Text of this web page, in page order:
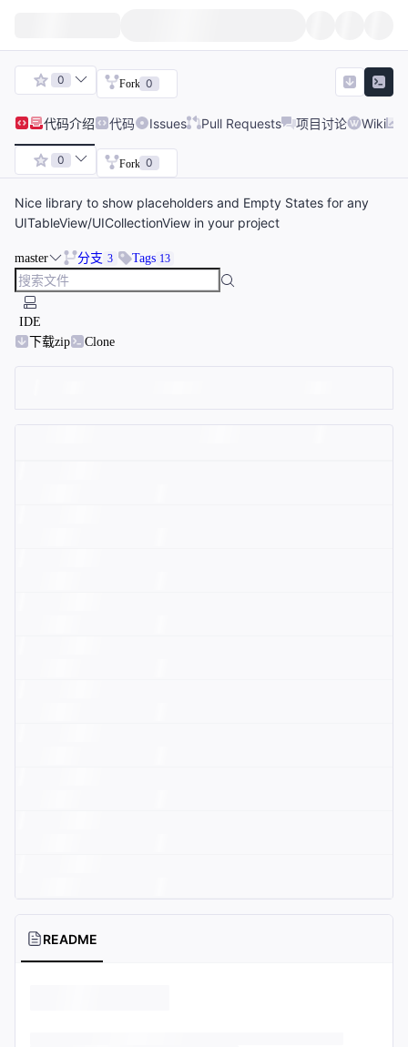
0 Fork 0
代码介绍 代码 Issues Pull Requests 项目讨论 Wiki
0 Fork 0
Nice library to show placeholders and Empty States for any
UITableView/UICollectionView in your project
master 分支 3 Tags 13
IDE
下载zip
Clone
README